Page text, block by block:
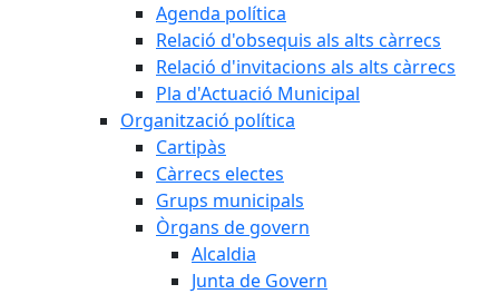
Agenda política
Relació d'obsequis als alts càrrecs
Relació d'invitacions als alts càrrecs
Pla d'Actuació Municipal
Organització política
Cartipàs
Càrrecs electes
Grups municipals
Òrgans de govern
Alcaldia
Junta de Govern